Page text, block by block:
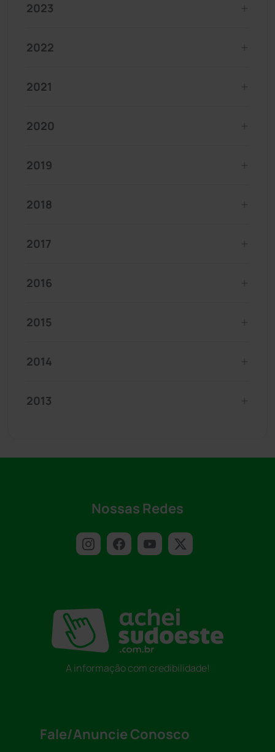
2023
2022
2021
2020
2019
2018
2017
2016
2015
2014
2013
Nossas Redes
A informação com credibilidade!
Fale/Anuncie Conosco